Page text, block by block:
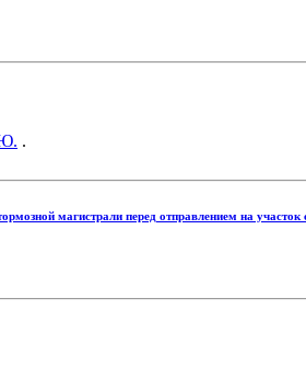
.
магистрали перед отправлением на участок